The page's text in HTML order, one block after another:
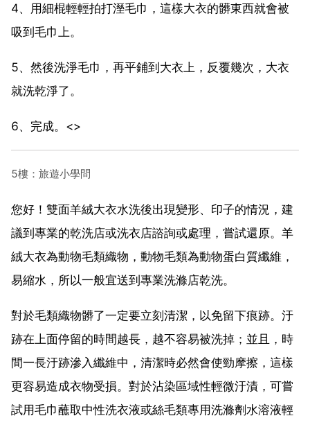
4、用細棍輕輕拍打溼毛巾，這樣大衣的髒東西就會被
吸到毛巾上。
5、然後洗淨毛巾，再平鋪到大衣上，反覆幾次，大衣
就洗乾淨了。
6、完成。<>
5樓：旅遊小學問
您好！雙面羊絨大衣水洗後出現變形、印子的情況，建
議到專業的乾洗店或洗衣店諮詢或處理，嘗試還原。羊
絨大衣為動物毛類織物，動物毛類為動物蛋白質纖維，
易縮水，所以一般宜送到專業洗滌店乾洗。
對於毛類織物髒了一定要立刻清潔，以免留下痕跡。汙
跡在上面停留的時間越長，越不容易被洗掉；並且，時
間一長汙跡滲入纖維中，清潔時必然會使勁摩擦，這樣
更容易造成衣物受損。對於沾染區域性輕微汙漬，可嘗
試用毛巾蘸取中性洗衣液或絲毛類專用洗滌劑水溶液輕